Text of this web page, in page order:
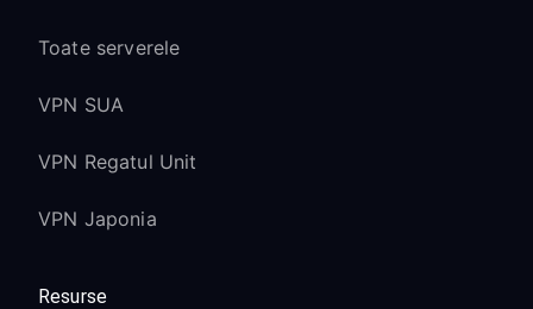
Toate serverele
VPN SUA
VPN Regatul Unit
VPN Japonia
Resurse